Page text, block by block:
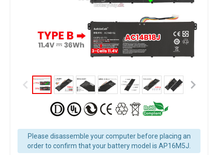
Please disassemble your computer before placing an
order to confirm that your battery model is AP16M5J.